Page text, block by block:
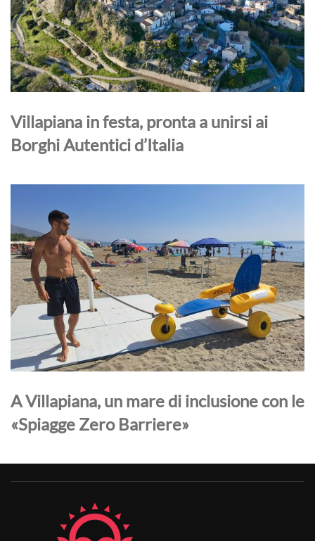
Villapiana in festa, pronta a unirsi ai
Borghi Autentici d’Italia
A Villapiana, un mare di inclusione con le
«Spiagge Zero Barriere»